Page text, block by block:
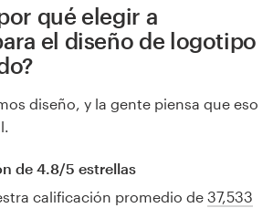
qué elegir a
el diseño de logotipo
diseño, y la gente piensa que eso
de 4.8/5 estrellas
calificación promedio de 37,533